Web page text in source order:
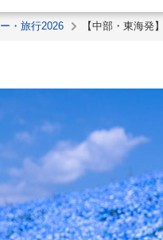
・旅行2026 【中部・東海発